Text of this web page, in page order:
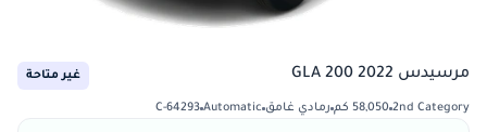
مرسيدس GLA 200 2022 غير متاحة
2nd Category 58,050 كم رمادي غامق Automatic
C-64293